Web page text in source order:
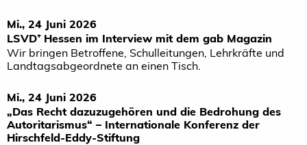
Mi., 24 Juni 2026
LSVD⁺ Hessen im Interview mit dem gab Magazin
Wir bringen Betroffene, Schulleitungen, Lehrkräfte und
Landtagsabgeordnete an einen Tisch.
Mi., 24 Juni 2026
„Das Recht dazuzugehören und die Bedrohung des
Autoritarismus“ – Internationale Konferenz der
Hirschfeld-Eddy-Stiftung